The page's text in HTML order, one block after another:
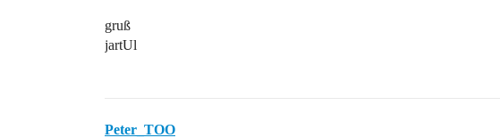
gruß
jartUl
Peter_TOO